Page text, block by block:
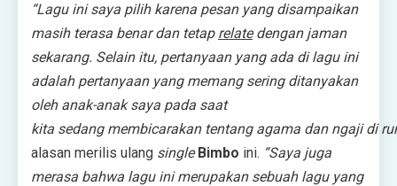
“Lagu ini saya pilih karena pesan yang disampaikan
masih terasa benar dan tetap relatedengan jaman
sekarang. Selain itu, pertanyaan yang ada di lagu ini
adalah pertanyaan yang memang sering ditanyakan
oleh anak-anak saya pada saat
kita sedang membicarakan tentang agama dan ngaji di
alasan merilis ulang singleBimbo ini. “Saya juga
merasa bahwa lagu ini merupakan sebuah lagu yang